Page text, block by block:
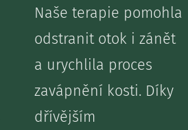
Naše terapie pomohla
odstranit otok i zánět
a urychlila proces
zavápnění kosti. Díky
dřívějším